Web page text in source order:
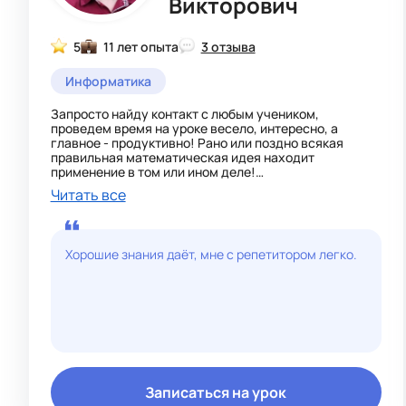
5 11 лет опыта
3 отзыва
Информатика
Запросто найду контакт с любым учеником,
проведем время на уроке весело, интересно, а
главное - продуктивно! Рано или поздно всякая
правильная математическая идея находит
применение в том или ином деле!
Я предлагаю понятные и интерактивные уроки,
используя разнообразные методы обучения, чтобы
образом. Кроме того, я стараюсь создать
занятиях, чтобы мои ученики чувствовали себя
Читать все
Хорошие знания даёт, мне с репетитором легко.
Записаться на урок